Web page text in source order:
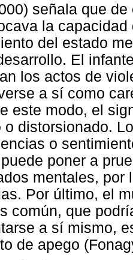
señala que
la
del estado
El
los actos de
a sí como
este modo, el
o distorsionado.
o
poner a
mentales, por
Por último, el
común, que
a sí mismo,
de apego